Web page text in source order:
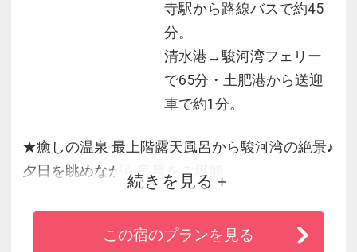
寺駅から路線バスで約45
分。
清水港→駿河湾フェリー
で65分・土肥港から送迎
車で約1分。
★癒しの温泉 最上階露天風呂から駿河湾の絶景♪
夕日を眺めながら良泉をご堪能
★海の幸を堪能 伊豆ならではの旬の味覚が自慢
の老舗旅館
★全客室無料ＷＩ-ＦＩを完備
続きを見る
この宿のプランを見る